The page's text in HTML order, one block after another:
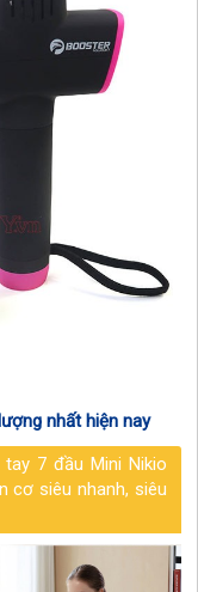
nhất hiện nay
7 đầu Mini Nikio
cơ siêu nhanh, siêu